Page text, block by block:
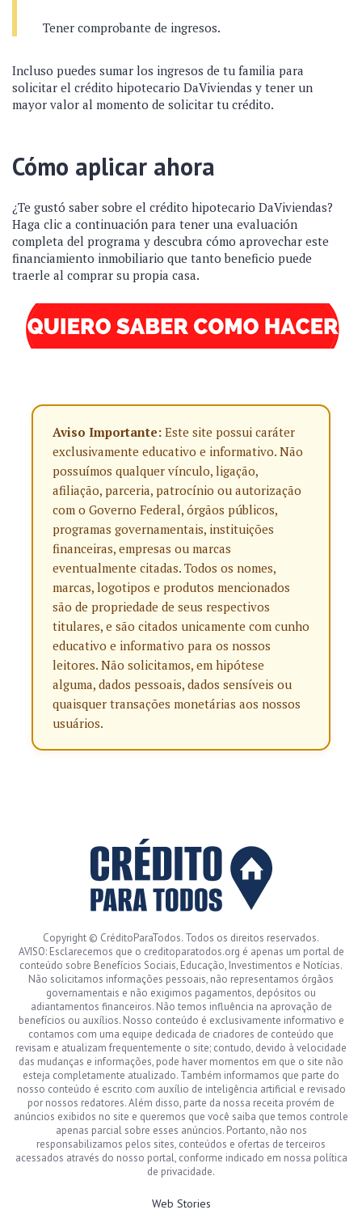
Tener comprobante de ingresos.
Incluso puedes sumar los ingresos de tu familia para
solicitar el crédito hipotecario DaViviendas y tener un
mayor valor al momento de solicitar tu crédito.
Cómo aplicar ahora
¿Te gustó saber sobre el crédito hipotecario DaViviendas?
Haga clic a continuación para tener una evaluación
completa del programa y descubra cómo aprovechar este
financiamiento inmobiliario que tanto beneficio puede
traerle al comprar su propia casa.
Aviso Importante: Este site possui caráter
exclusivamente educativo e informativo. Não
possuímos qualquer vínculo, ligação,
afiliação, parceria, patrocínio ou autorização
com o Governo Federal, órgãos públicos,
programas governamentais, instituições
financeiras, empresas ou marcas
eventualmente citadas. Todos os nomes,
marcas, logotipos e produtos mencionados
são de propriedade de seus respectivos
titulares, e são citados unicamente com cunho
educativo e informativo para os nossos
leitores. Não solicitamos, em hipótese
alguma, dados pessoais, dados sensíveis ou
quaisquer transações monetárias aos nossos
usuários.
Copyright © CréditoParaTodos. Todos os direitos reservados.
AVISO: Esclarecemos que o creditoparatodos.org é apenas um portal de
conteúdo sobre Benefícios Sociais, Educação, Investimentos e Notícias.
Não solicitamos informações pessoais, não representamos órgãos
governamentais e não exigimos pagamentos, depósitos ou
adiantamentos financeiros. Não temos influência na aprovação de
benefícios ou auxílios. Nosso conteúdo é exclusivamente informativo e
contamos com uma equipe dedicada de criadores de conteúdo que
revisam e atualizam frequentemente o site; contudo, devido à velocidade
das mudanças e informações, pode haver momentos em que o site não
esteja completamente atualizado. Também informamos que parte do
nosso conteúdo é escrito com auxílio de inteligência artificial e revisado
por nossos redatores. Além disso, parte da nossa receita provém de
anúncios exibidos no site e queremos que você saiba que temos controle
apenas parcial sobre esses anúncios. Portanto, não nos
responsabilizamos pelos sites, conteúdos e ofertas de terceiros
acessados através do nosso portal, conforme indicado em nossa política
de privacidade.
Web Stories